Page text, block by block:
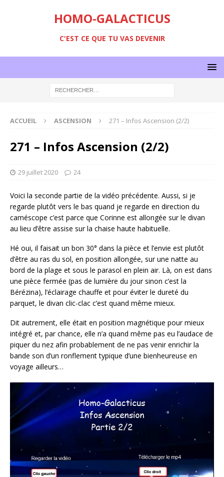
HOMO-GALACTICUS
C'EST CE QUE TU VAS DEVENIR
ACCUEIL ASCENSION 271 – Infos Ascension (2/2)
271 – Infos Ascension (2/2)
29 juillet 2020 24
Voici la seconde partie de la vidéo précédente. Aussi, si je
regarde plutôt vers le bas quand je regarde en direction du
caméscope c’est parce que Corinne est allongée sur le divan
au lieu d’être assise sur la chaise haute habituelle.
Hé oui, il faisait un bon 30° dans la pièce et l’envie est plutôt
d’être au ras du sol, en position allongée, sur une natte au
bord de la plage et sous le parasol en plein air. Là, on est dans
une pièce fermée (pas de lumière du jour sinon c’est la
Bérézina), l’éclairage chauffe et pour éviter le dureté du
parquet, le divan clic-clac c’est quand même mieux.
Dit autrement, elle était en position magnétique pour mieux
intégré et, par chance, elle n’a quand même pas eu l’audace de
piquer du nez afin probablement de ne pas venir enrichir la
bande son d’un ronflement typique d’une bienheureuse en
voyage ailleurs…